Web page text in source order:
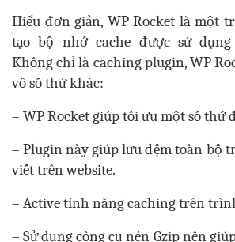
Hiểu đơn giản, WP Rocket là một
tạo bộ nhớ cache được sử dụng
Không chỉ là caching plugin, WP
vô số thứ khác:
– WP Rocket giúp tối ưu một số thứ
– Plugin này giúp lưu đệm toàn bộ
viết trên website.
– Active tính năng caching trên
– Sử dụng công cụ nén Gzip nên